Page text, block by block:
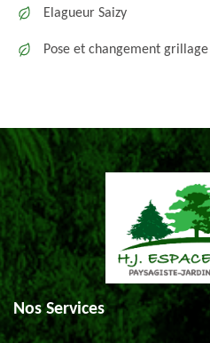
Elagueur Saizy
Pose et changement
Nos Services